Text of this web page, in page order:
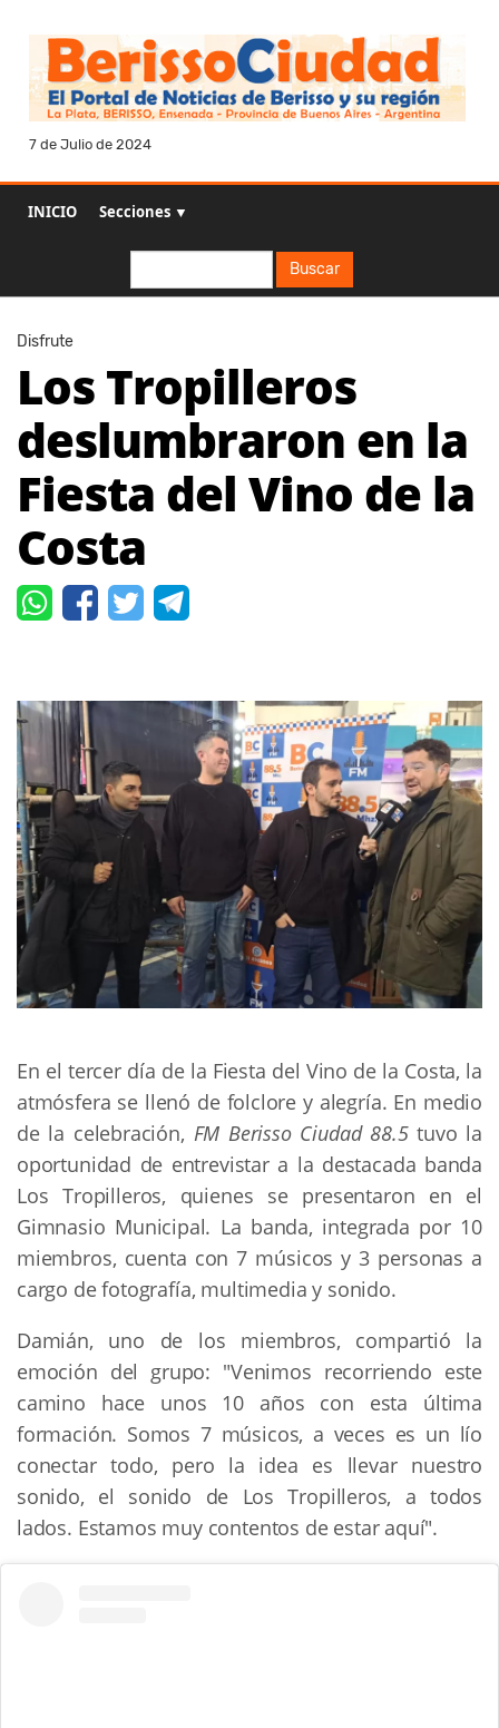
7 de Julio de 2024
INICIO Secciones ▼
Buscar
Disfrute
Los Tropilleros
deslumbraron en la
Fiesta del Vino de la
Costa
En el tercer día de la Fiesta del Vino de la Costa, la
atmósfera se llenó de folclore y alegría. En medio
de la celebración, FM Berisso Ciudad 88.5tuvo la
oportunidad de entrevistar a la destacada banda
Los Tropilleros, quienes se presentaron en el
Gimnasio Municipal. La banda, integrada por 10
miembros, cuenta con 7 músicos y 3 personas a
cargo de fotografía, multimedia y sonido.
Damián, uno de los miembros, compartió la
emoción del grupo: "Venimos recorriendo este
camino hace unos 10 años con esta última
formación. Somos 7 músicos, a veces es un lío
conectar todo, pero la idea es llevar nuestro
sonido, el sonido de Los Tropilleros, a todos
lados. Estamos muy contentos de estar aquí".